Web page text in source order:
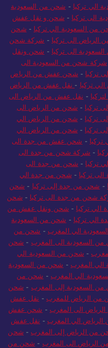
الي تركيا - شحن من السعودية
الى تركيا - شحن و نقل عفش
من السعودية الي تركيا - شحن
الى تركيا - شركة شحن
الى تركيا - شحن ونقل
شركة شحن من السعودية الى
تركيا - شحن عفش من الرياض
تركيا - نقل عفش من الرياض
- نقل عفش من الرياض الى
تركيا - شحن من الرياض الى
تركيا - شحن من الرياض الي
تركيا - شحن من الرياض الي
- شحن عفش من جدة الى
- شركة شحن من جدة الى
تركيا - شحن من جدة الى
تركيا - شحن من جدة الي
- شحن من جدة إلى تركيا - شحن
شحن من جدة الى تركيا - شحن
تركيا - شحن ونقل عفش من
تركيا - شحن من السعودية
الي المغرب - شحن من
السعودية الى المغرب - شحن
- شحن من السعودية الي
المغرب - شحن من السعودية
الي المغرب - شحن من
السعودية إلى المغرب - شحن
الرياض للمغرب - نقل عفش
الى المغرب - شحن عفش
الي المغرب - نقل عفش
من الرياض إلى المغرب - شحن
الرياض الى المغرب - شحن من